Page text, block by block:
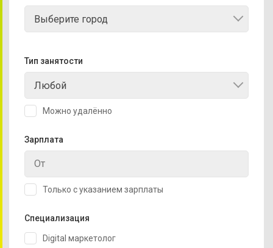
Выберите город
Тип занятости
Любой
Можно удалённо
Зарплата
Только с указанием зарплаты
Специализация
Digital маркетолог